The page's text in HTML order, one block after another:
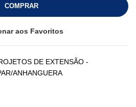
COMPRAR
aos Favoritos
DE EXTENSÃO -
ANHANGUERA